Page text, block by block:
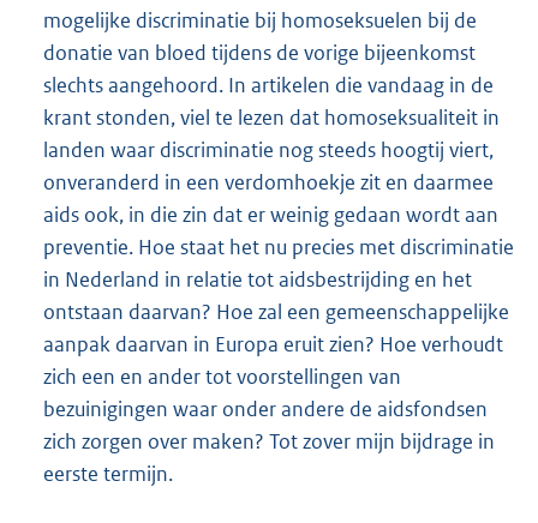
mogelijke discriminatie bij homoseksuelen bij de
donatie van bloed tijdens de vorige bijeenkomst
slechts aangehoord. In artikelen die vandaag in de
krant stonden, viel te lezen dat homoseksualiteit in
landen waar discriminatie nog steeds hoogtij viert,
onveranderd in een verdomhoekje zit en daarmee
aids ook, in die zin dat er weinig gedaan wordt aan
preventie. Hoe staat het nu precies met discriminatie
in Nederland in relatie tot aidsbestrijding en het
ontstaan daarvan? Hoe zal een gemeenschappelijke
aanpak daarvan in Europa eruit zien? Hoe verhoudt
zich een en ander tot voorstellingen van
bezuinigingen waar onder andere de aidsfondsen
zich zorgen over maken? Tot zover mijn bijdrage in
eerste termijn.